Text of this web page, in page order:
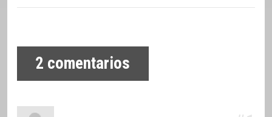
2 comentarios